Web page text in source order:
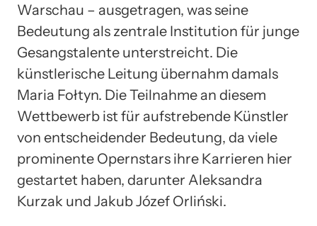
Warschau – ausgetragen, was seine
Bedeutung als zentrale Institution für junge
Gesangstalente unterstreicht. Die
künstlerische Leitung übernahm damals
Maria Fołtyn. Die Teilnahme an diesem
Wettbewerb ist für aufstrebende Künstler
von entscheidender Bedeutung, da viele
prominente Opernstars ihre Karrieren hier
gestartet haben, darunter Aleksandra
Kurzak und Jakub Józef Orliński.